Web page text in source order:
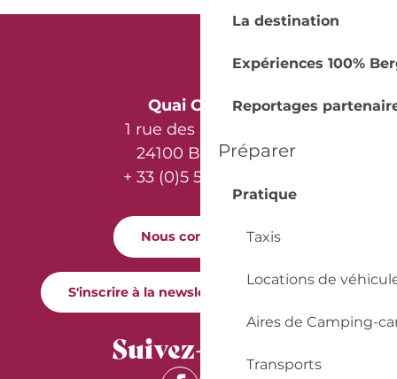
La destination
Expériences 100%
Reportages
Préparer
Pratique
Taxis
Locations de
Aires de Camping-
Transports
Quai Cyrano
1 rue des Récollets
24100 Bergerac
+ 33 (0)5 53 57 03 11
Nous contacter
S'inscrire à la newsletter Quai Cyrano
Suivez-nous !